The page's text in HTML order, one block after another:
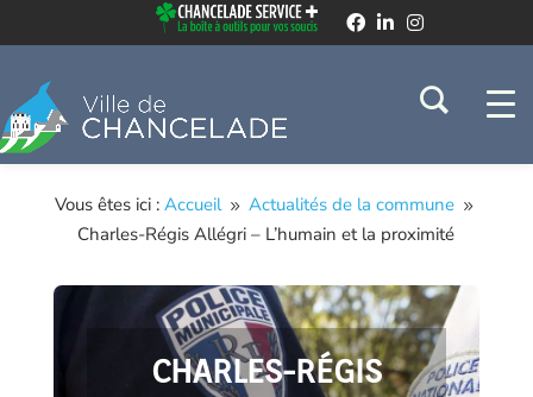
Vous êtes ici :Accueil 9 Actualités de la commune 9
Charles-Régis Allégri – L’humain et la proximité
CHARLES-RÉGIS